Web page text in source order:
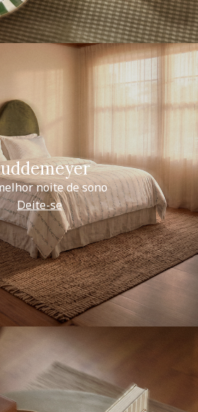
noite de sono
Deite-se